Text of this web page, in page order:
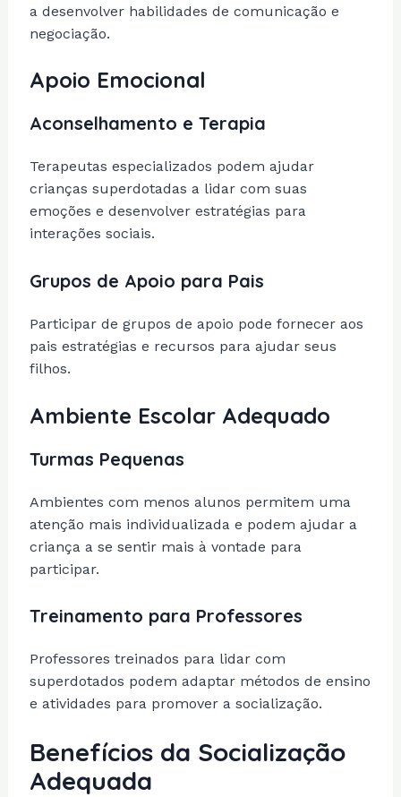
a desenvolver habilidades de comunicação e
negociação.
Apoio Emocional
Aconselhamento e Terapia
Terapeutas especializados podem ajudar
crianças superdotadas a lidar com suas
emoções e desenvolver estratégias para
interações sociais.
Grupos de Apoio para Pais
Participar de grupos de apoio pode fornecer aos
pais estratégias e recursos para ajudar seus
filhos.
Ambiente Escolar Adequado
Turmas Pequenas
Ambientes com menos alunos permitem uma
atenção mais individualizada e podem ajudar a
criança a se sentir mais à vontade para
participar.
Treinamento para Professores
Professores treinados para lidar com
superdotados podem adaptar métodos de ensino
e atividades para promover a socialização.
Benefícios da Socialização
Adequada